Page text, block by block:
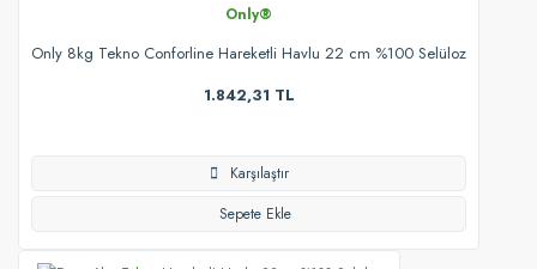
Only®
Only 8kg Tekno Conforline Hareketli Havlu 22 cm %100 Selüloz
1.842,31 TL
Karşılaştır
Sepete Ekle